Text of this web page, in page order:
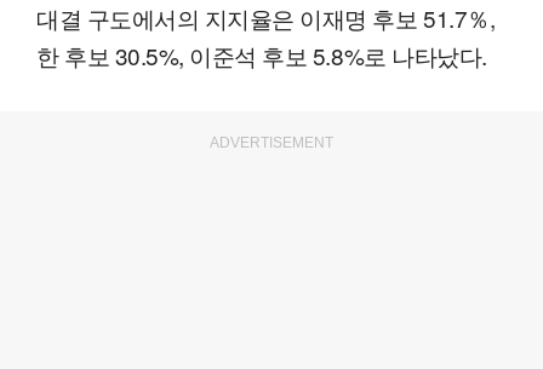
대결 구도에서의 지지율은 이재명 후보 51.7％,
한 후보 30.5%, 이준석 후보 5.8%로 나타났다.
ADVERTISEMENT